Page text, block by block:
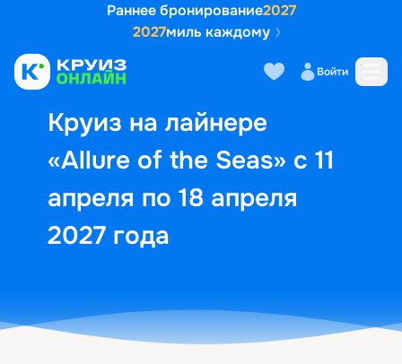
Раннее бронирование2027
2027миль каждому
Войти
Круиз на лайнере
«Allure of the Seas» с 11
апреля по 18 апреля
2027 года
Выбор кают Маршрут и